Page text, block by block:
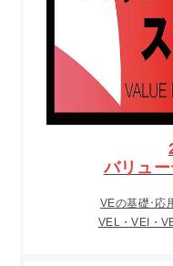
バリュ
VEの基礎･応
VEL・VEI・